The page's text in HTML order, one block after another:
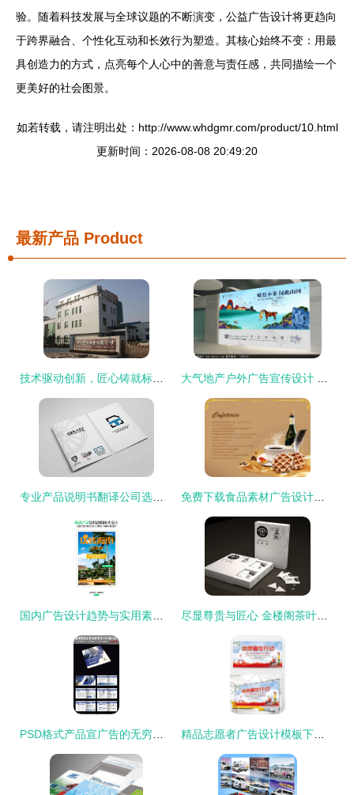
验。随着科技发展与全球议题的不断演变，公益广告设计将更趋向
于跨界融合、个性化互动和长效行为塑造。其核心始终不变：用最
具创造力的方式，点亮每个人心中的善意与责任感，共同描绘一个
更美好的社会图景。
如若转载，请注明出处：http://www.whdgmr.com/product/10.html
更新时间：2026-08-08 20:49:20
最新产品 Product